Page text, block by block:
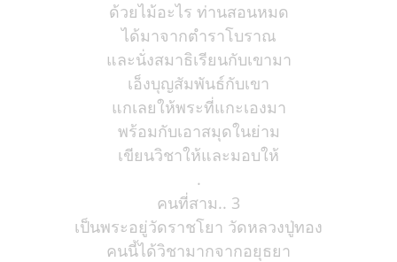
ด้วยไม้อะไร ท่านสอนหมด
ได้มาจากตำราโบราณ
และนั่งสมาธิเรียนกับเขามา
เอ็งบุญสัมพันธ์กับเขา
แกเลยให้พระที่แกะเองมา
พร้อมกับเอาสมุดในย่าม
เขียนวิชาให้และมอบให้
.
คนที่สาม.. 3
เป็นพระอยู่วัดราชโยา วัดหลวงปู่ทอง
คนนี้ได้วิชามากจากอยุธยา